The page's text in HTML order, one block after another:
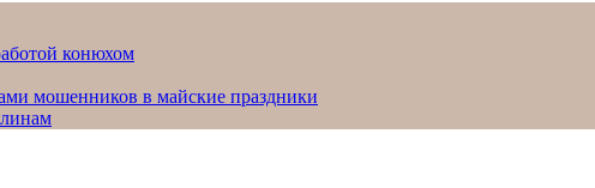
конюхом
мошенников в майские праздники